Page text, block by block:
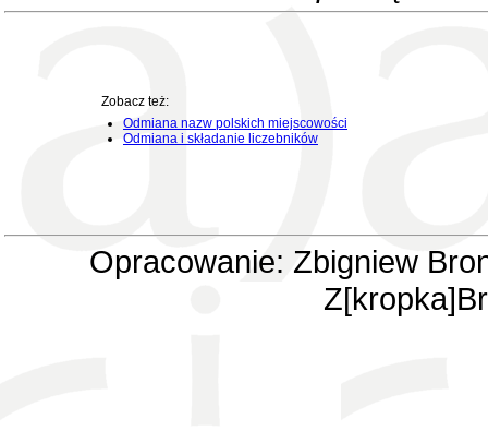
Zobacz też:
Odmiana nazw polskich miejscowości
Odmiana i składanie liczebników
Opracowanie: Zbigniew